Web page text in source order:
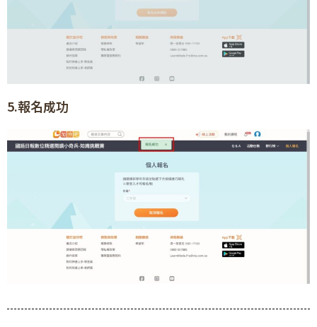
5.報名成功